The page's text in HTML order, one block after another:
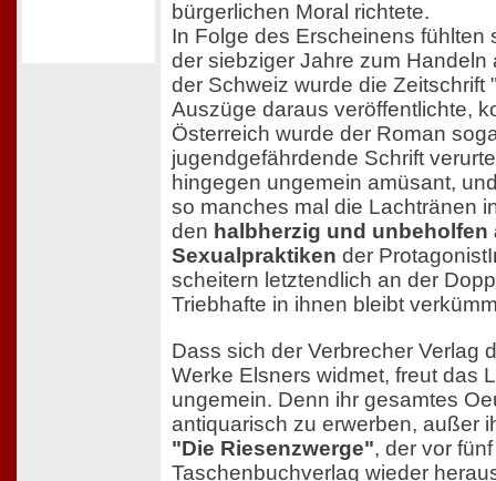
bürgerlichen Moral richtete.
In Folge des Erscheinens fühlten
der siebziger Jahre zum Handeln
der Schweiz wurde die Zeitschrift
Auszüge daraus veröffentlichte,
Österreich wurde der Roman
jugendgefährdende Schrift
hingegen ungemein amüsant,
so manches mal die Lachtränen
den halbherzig und
Sexualpraktiken der
scheitern letztendlich an der
Triebhafte in ihnen bleibt
Dass sich der Verbrecher Verlag
Werke Elsners widmet, freut das
ungemein. Denn ihr gesamtes
antiquarisch zu erwerben, außer
"Die Riesenzwerge", der vor
Taschenbuchverlag wieder